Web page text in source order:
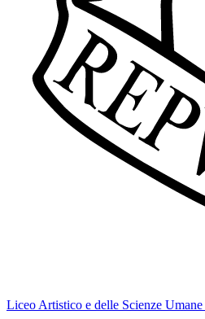
Liceo Artistico e delle Scienze Umane